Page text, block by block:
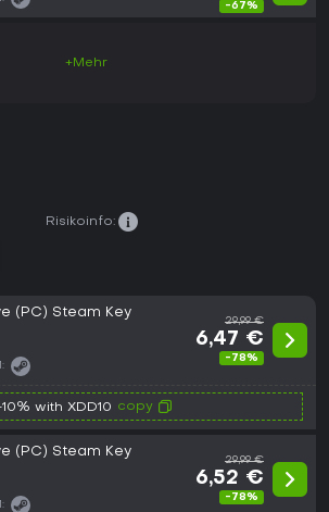
-67%
+Mehr
Risikoinfo:
(PC) Steam Key
29,99 €
6,47 €
-78%
with XDD10 copy
(PC) Steam Key
29,99 €
6,52 €
-78%